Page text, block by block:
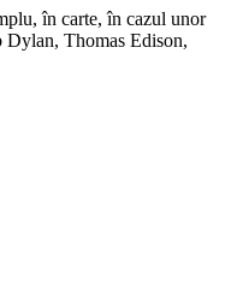
în carte, în cazul unor
Thomas Edison,